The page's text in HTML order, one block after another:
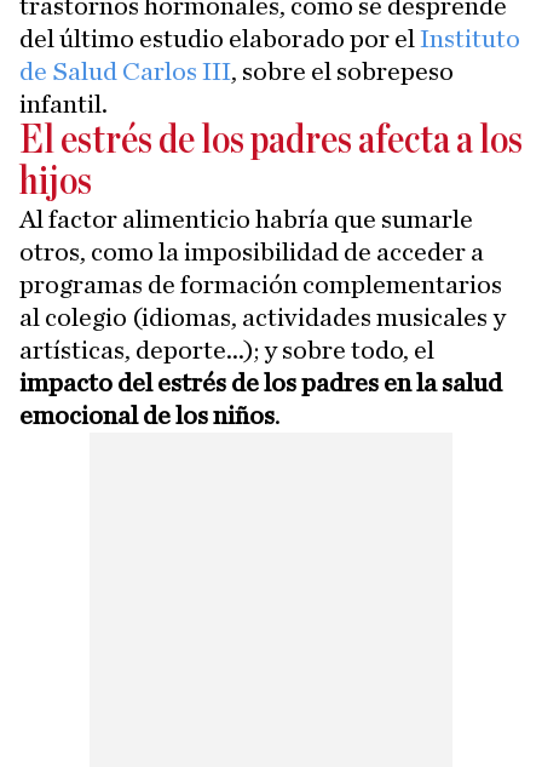
trastornos hormonales, como se desprende
del último estudio elaborado por el Instituto
de Salud Carlos III, sobre el sobrepeso
infantil.
El estrés de los padres afecta a los
hijos
Al factor alimenticio habría que sumarle
otros, como la imposibilidad de acceder a
programas de formación complementarios
al colegio (idiomas, actividades musicales y
artísticas, deporte...); y sobre todo, el
impacto del estrés de los padres en la salud
emocional de los niños.